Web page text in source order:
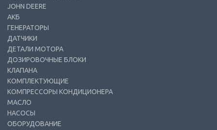
JOHN DEERE
АКБ
ГЕНЕРАТОРЫ
ДАТЧИКИ
ДЕТАЛИ МОТОРА
ДОЗИРОВОЧНЫЕ БЛОКИ
КЛАПАНА
КОМПЛЕКТУЮЩИЕ
КОМПРЕССОРЫ КОНДИЦИОНЕРА
МАСЛО
НАСОСЫ
ОБОРУДОВАНИЕ